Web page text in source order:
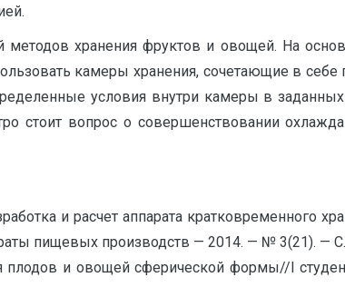
методов хранения фруктов и овощей. На
камеры хранения, сочетающие в себе
условия внутри камеры в заданных
стоит вопрос о совершенствовании
и расчет аппарата кратковременного
пищевых производств — 2014. — № 3(21). —
плодов и овощей сферической формы//I